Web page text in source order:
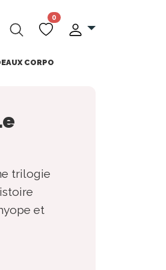
0
CORPO
trilogie
et